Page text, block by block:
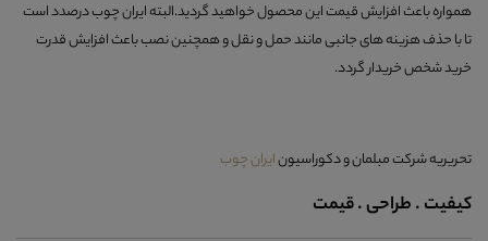
همواره باعث افزایش قیمت این محصول خواهید گردید.البته ایران چوب درصدد است
تا با حذف هزینه های جانبی مانند حمل و نقل و همچنین نصب باعث افزایش قدرت
خرید شخص خریدار گردد.
تحریریه شرکت مبلمان و دکوراسیونایران چوب
کیفیت . طراحی . قیمت